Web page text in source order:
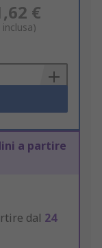
€
inclusa)
a partire
dal 24